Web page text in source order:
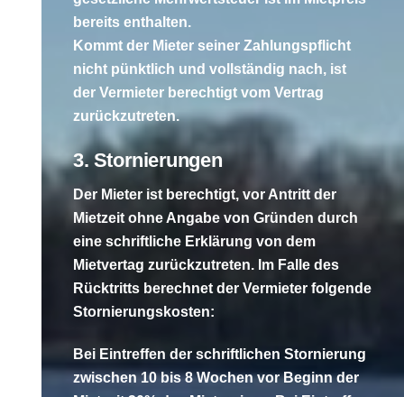
bereits enthalten.
Kommt der Mieter seiner Zahlungspflicht
nicht pünktlich und vollständig nach, ist
der Vermieter berechtigt vom Vertrag
zurückzutreten.
3. Stornierungen
Der Mieter ist berechtigt, vor Antritt der
Mietzeit ohne Angabe von Gründen durch
eine schriftliche Erklärung von dem
Mietvertag zurückzutreten. Im Falle des
Rücktritts berechnet der Vermieter folgende
Stornierungskosten:
Bei Eintreffen der schriftlichen Stornierung
zwischen 10 bis 8 Wochen vor Beginn der